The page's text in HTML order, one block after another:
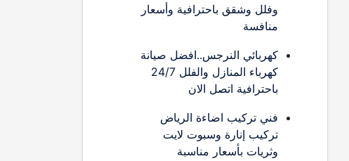
وفلل وشقق باحترافية وأسعار
منافسة
كهربائي النرجس..افضل صيانة
كهرباء المنازل والفلل 24/7
باحترافية اتصل الان
فني تركيب اضاءة الرياض
تركيب إنارة وسبوت لايت
وثريات بأسعار مناسبة